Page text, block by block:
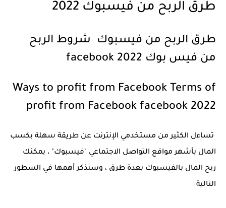
طرق الربح من فيسبوك 2022
طرق الربح من فيسبوك شروط الربح
من فيس بوك facebook 2022
Ways to profit from Facebook Terms of
profit from Facebook facebook 2022
تساءل الكثير من مستخدمي الإنترنت عن طريقة سهلة بكسب
المال بأشهر مواقع التواصل الاجتماعي "فيسبوك" ، يمكنك
ربح المال بالفيسبوك بعدة طرق ، وسنذكر أهمها في السطور
التالية